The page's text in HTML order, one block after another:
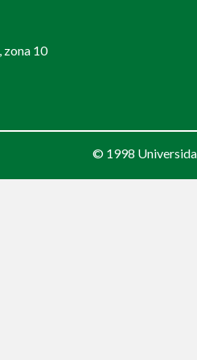
zona 10
© 1998